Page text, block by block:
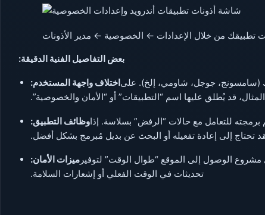
تطبيقك من خلال الإعدادات ← الخصوصية ← مدير الأذونات
بعض التفاصيل الفنية الدقيقة:
اختلاف واجهة المستخدم:(سامسونج، جوجل، شاومي، إلخ). على
قد يُطلق عليها اسم “التطبيقات” أو “الأمان والخصوصية”.
وظائف التطبيق:للتعامل مع حالات “الرفض” بسلاسة. إذا
تحتاج إلى إعادة تفعيله أو البحث عن بديل مُبرمج بشكل أفضل.
ميزات الأمان: الوصول إلى الموقع “طوال الوقت” لتوفير
تحديثات في الوقت الفعلي أو إشعارات السلامة.